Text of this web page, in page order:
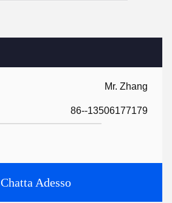
Mr. Zhang
86--13506177179
Chatta Adesso